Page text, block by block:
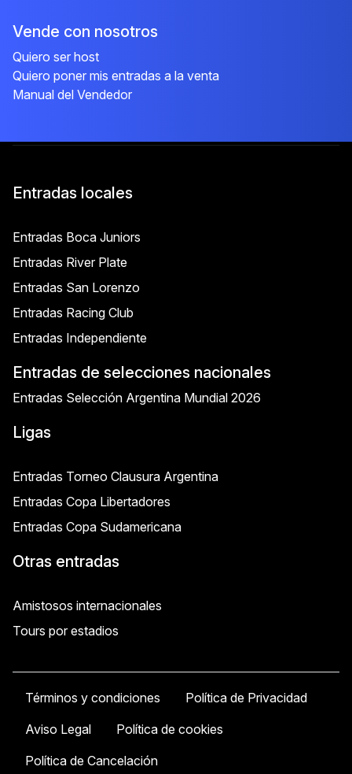
Vende con nosotros
Quiero ser host
Quiero poner mis entradas a la venta
Manual del Vendedor
Entradas locales
Entradas Boca Juniors
Entradas River Plate
Entradas San Lorenzo
Entradas Racing Club
Entradas Independiente
Entradas de selecciones nacionales
Entradas Selección Argentina Mundial 2026
Ligas
Entradas Torneo Clausura Argentina
Entradas Copa Libertadores
Entradas Copa Sudamericana
Otras entradas
Amistosos internacionales
Tours por estadios
Términos y condiciones
Política de Privacidad
Aviso Legal
Política de cookies
Política de Cancelación